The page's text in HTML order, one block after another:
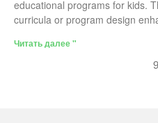
educational programs for kids.
curricula or program design
Читать далее "
9